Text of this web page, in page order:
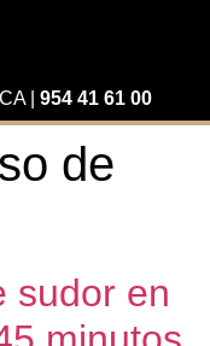
| 954 41 61 00
de
sudor en